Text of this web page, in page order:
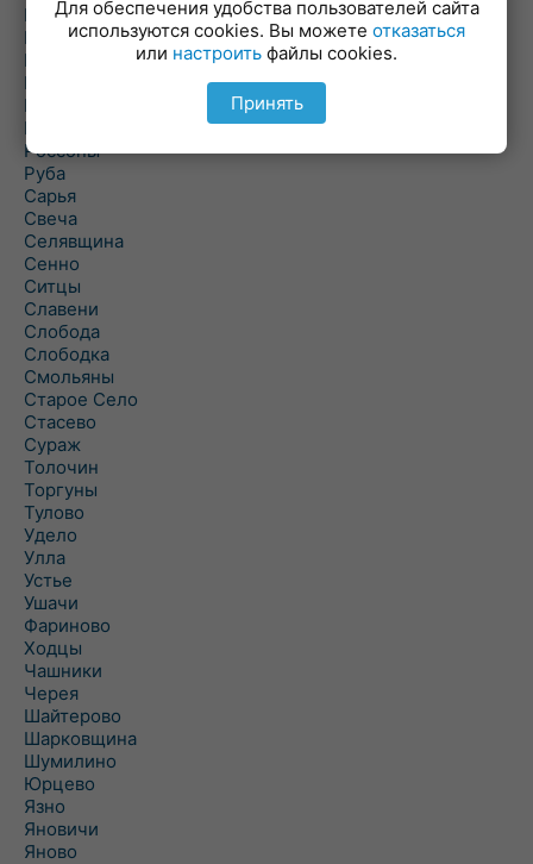
Повятье
Погоща
Подсвилье
Полоцк
Поставы
Прозороки
Россоны
Руба
Сарья
Свеча
Селявщина
Сенно
Ситцы
Славени
Слобода
Слободка
Смольяны
Старое Село
Стасево
Сураж
Толочин
Торгуны
Тулово
Удело
Улла
Устье
Ушачи
Фариново
Ходцы
Чашники
Черея
Шайтерово
Шарковщина
Шумилино
Юрцево
Язно
Яновичи
Яново
Для обеспечения удобства пользователей сайта
используются cookies. Вы можете отказаться
или настроить файлы cookies.
Принять